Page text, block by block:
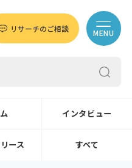
リサーチのご相談 MENU
インタビュー
ース すべて